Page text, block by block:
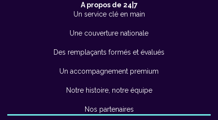
A propos de 24|7
Un service clé en main
Une couverture nationale
Des remplaçants formés et évalués
Un accompagnement premium
Notre histoire, notre équipe
Nos partenaires